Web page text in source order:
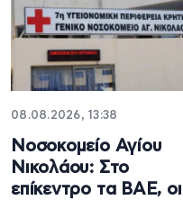
08.08.2026, 13:38
Νοσοκομείο Αγίου
Νικολάου: Στο
επίκεντρο τα ΒΑΕ, οι